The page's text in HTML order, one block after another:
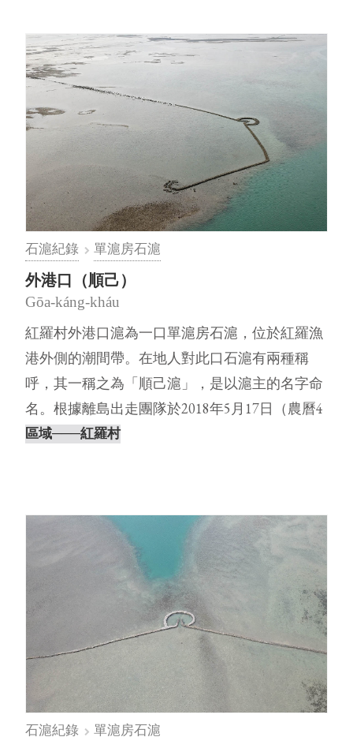
石滬紀錄 單滬房石滬
外港口（順己）
Gōa-káng-kháu
紅羅村外港口滬為一口單滬房石滬，位於紅羅漁
港外側的潮間帶。在地人對此口石滬有兩種稱
呼，其一稱之為「順己滬」，是以滬主的名字命
名。根據離島出走團隊於2018年5月17日（農曆4
月3日，天氣晴，無風）親自⋯
區域───紅羅村
石滬紀錄 單滬房石滬